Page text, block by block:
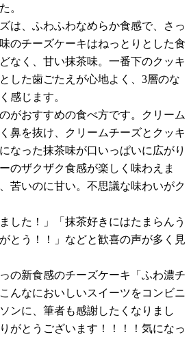
。
は、ふわふわなめらか食感で、さっ
のチーズケーキはねっとりとした食
なく、甘い抹茶味。一番下のクッキ
した歯ごたえが心地よく、3層のな
感じます。
がおすすめの食べ方です。クリーム
鼻を抜け、クリームチーズとクッキ
なった抹茶味が口いっぱいに広がり
のザクザク食感が楽しく味わえま
苦いのに甘い。不思議な味わいがク
した！」「抹茶好きにはたまらんう
とう！！」などと歓喜の声が多く見
の新食感のチーズケーキ「ふわ濃チ
んなにおいしいスイーツをコンビニ
ンに、筆者も感謝したくなりまし
がとうございます！！！！気になっ